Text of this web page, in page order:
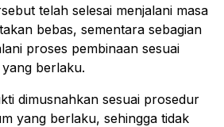
telah selesai menjalani masa
bebas, sementara sebagian
proses pembinaan sesuai
berlaku.
dimusnahkan sesuai prosedur
yang berlaku, sehingga tidak